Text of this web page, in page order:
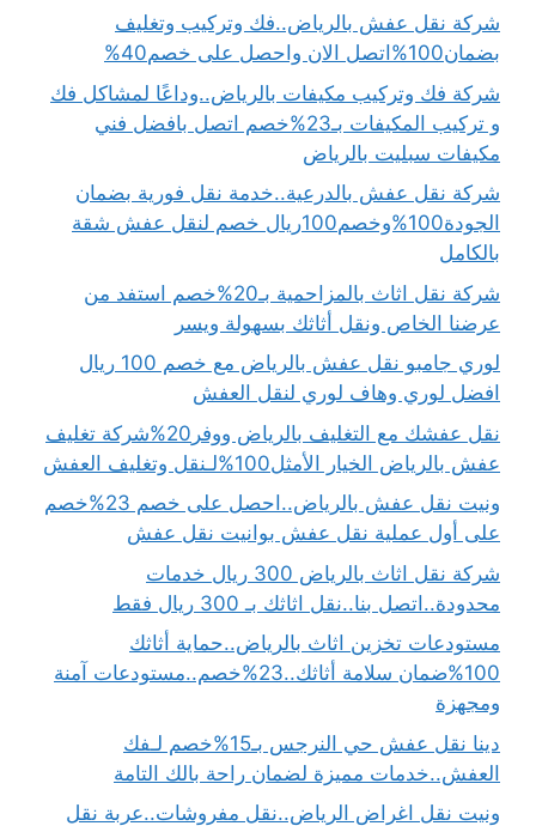
شركة نقل عفش بالرياض..فك وتركيب وتغليف
بضمان100%اتصل الان واحصل على خصم40%
شركة فك وتركيب مكيفات بالرياض..وداعًا لمشاكل فك
و تركيب المكيفات بـ23%خصم اتصل بافضل فني
مكيفات سبليت بالرياض
شركة نقل عفش بالدرعية..خدمة نقل فورية بضمان
الجودة100%وخصم100ريال خصم لنقل عفش شقة
بالكامل
شركة نقل اثاث بالمزاحمية بـ20%خصم استفد من
عرضنا الخاص ونقل أثاثك بسهولة ويسر
لوري جامبو نقل عفش بالرياض مع خصم 100 ريال
افضل لوري وهاف لوري لنقل العفش
نقل عفشك مع التغليف بالرياض ووفر20%شركة تغليف
عفش بالرياض الخيار الأمثل100%لـنقل وتغليف العفش
ونيت نقل عفش بالرياض..احصل على خصم 23%خصم
على أول عملية نقل عفش بوانيت نقل عفش
شركة نقل اثاث بالرياض 300 ريال خدمات
محدودة..اتصل بنا..نقل اثاثك بـ 300 ريال فقط
مستودعات تخزين اثاث بالرياض..حماية أثاثك
100%ضمان سلامة أثاثك..23%خصم..مستودعات آمنة
ومجهزة
دينا نقل عفش حي النرجس بـ15%خصم لـفك
العفش..خدمات مميزة لضمان راحة بالك التامة
ونيت نقل اغراض الرياض..نقل مفروشات..عربة نقل